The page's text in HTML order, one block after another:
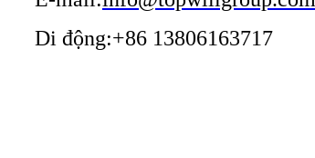
Di động:+86 13806163717